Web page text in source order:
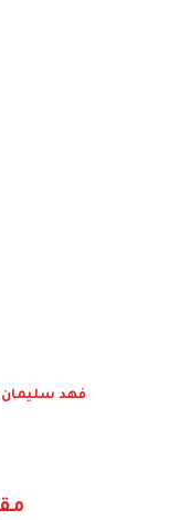
فهد سليمان